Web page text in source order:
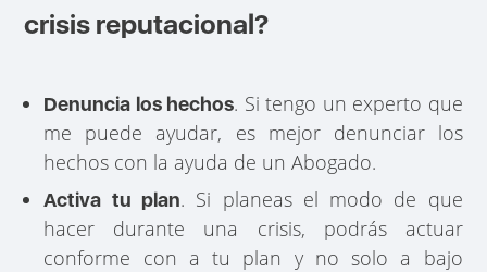
crisis reputacional?
Denuncia los hechos. Si tengo un experto que
me puede ayudar, es mejor denunciar los
hechos con la ayuda de un Abogado.
Activa tu plan. Si planeas el modo de que
hacer durante una crisis, podrás actuar
conforme con a tu plan y no solo a bajo